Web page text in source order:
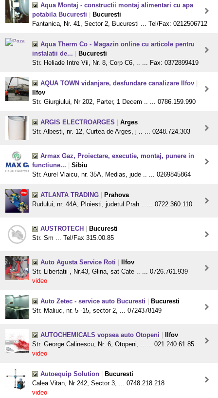
Aqua Montaj - constructii montaj alimentari cu apa
potabila Bucuresti
Bucuresti
Fantanica, Nr. 41, Sector 2, Bucuresti ... Tel/Fax: 0212506712
Aqua Therm Co - Magazin online cu articole pentru
instalatii de...
Bucuresti
Str. Heliade Intre Vii, Nr. 8, Corp C6, .. ... Fax: 0372899419
AQUA TOWN vidanjare, desfundare canalizare Ilfov
Ilfov
Str. Giurgiului, Nr 202, Parter, 1 Decem .. ... 0786.159.990
ARGIS ELECTROARGES
Arges
Str. Albesti, nr. 12, Curtea de Arges, j .. ... 0248.724.303
Armax Gaz, Proiectare, executie, montaj, punere in
functiune...
Sibiu
Str. Aurel Vlaicu, nr. 35A, Medias, jude .. ... 0269845864
ATLANTA TRADING
Prahova
Rudului, nr. 44A, Ploiesti, judetul Prah .. ... 0722.360.110
AUSTROTECH
Bucuresti
Str. Sm ... Tel/Fax 315.00.85
Auto Agusta Service Roti
Ilfov
Str. Libertatii , Nr.43, Glina, sat Cate .. ... 0726.761.939
video
Auto Zetec - service auto Bucuresti
Bucuresti
Str. Maliuc, nr. 5 -15, sector 2, ... 0724378149
AUTOCHEMICALS vopsea auto Otopeni
Ilfov
Str. George Calinescu, Nr. 6, Otopeni, .. ... 021.240.61.85
video
Autoequip Solution
Bucuresti
Calea Vitan, Nr 242, Sector 3, ... 0748.218.218
video